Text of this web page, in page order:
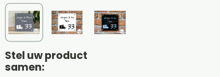
Stel uw product
samen: